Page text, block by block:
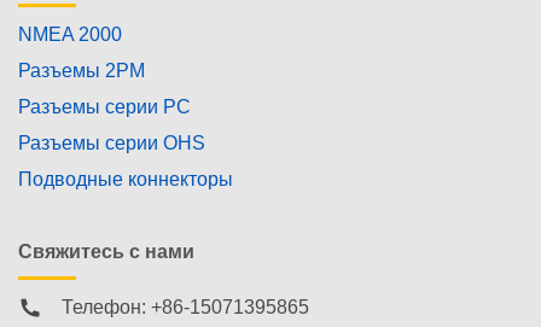
NMEA 2000
Разъемы 2PM
Разъемы серии PC
Разъемы серии OHS
Подводные коннекторы
Свяжитесь с нами
Телефон: +86-15071395865